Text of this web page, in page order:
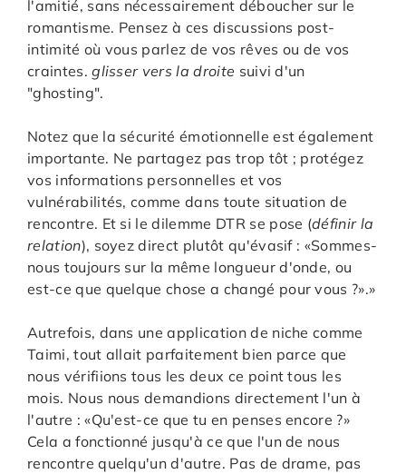
l'amitié, sans nécessairement déboucher sur le
romantisme. Pensez à ces discussions post-
intimité où vous parlez de vos rêves ou de vos
craintes.glisser vers la droite suivi d'un
"ghosting".
Notez que la sécurité émotionnelle est également
importante. Ne partagez pas trop tôt ; protégez
vos informations personnelles et vos
vulnérabilités, comme dans toute situation de
rencontre. Et si le dilemme DTR se pose (définir la
relation), soyez direct plutôt qu'évasif : «Sommes-
nous toujours sur la même longueur d'onde, ou
est-ce que quelque chose a changé pour vous ?».»
Autrefois, dans une application de niche comme
Taimi, tout allait parfaitement bien parce que
nous vérifiions tous les deux ce point tous les
mois. Nous nous demandions directement l'un à
l'autre : «Qu'est-ce que tu en penses encore ?»
Cela a fonctionné jusqu'à ce que l'un de nous
rencontre quelqu'un d'autre. Pas de drame, pas